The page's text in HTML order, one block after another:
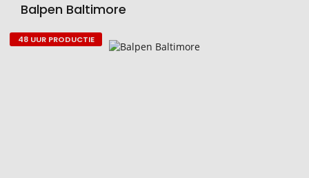
Balpen Baltimore
Naar
48 UUR PRODUCTIE